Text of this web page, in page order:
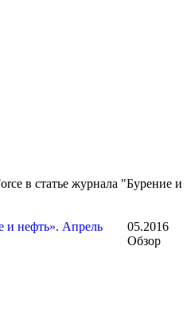
в статье журнала "Бурение и
05.2016
Обзор